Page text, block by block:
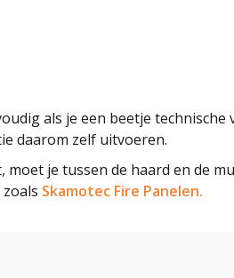
als je een beetje
daarom zelf uitvoeren.
je tussen de haard en de
Skamotec Fire Panelen.